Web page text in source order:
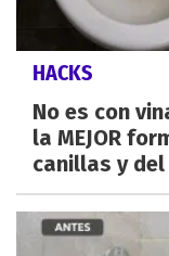
HACKS
No es con
la MEJOR
canillas y